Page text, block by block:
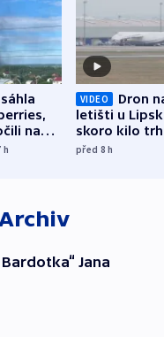
na
h
VIDEO
Dron
letišti u
skoro kilo
indicie
před 8h
Jana